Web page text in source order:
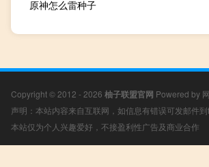
原神怎么雷种子
Copyright © 2012 - 2026 柚子联盟官网 Powered by
声明：本站内容来自互联网，如信息有错误可发邮件
本站仅为个人兴趣爱好，不接盈利性广告及商业合作